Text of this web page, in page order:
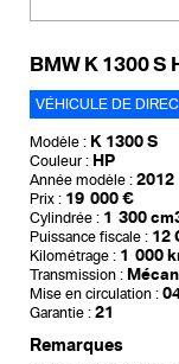
BMW K 1300 S
VÉHICULE DE
Modèle : K 1300 S
Couleur : HP
Année modèle : 2012
Prix : 19 000 €
Cylindrée : 1 300
Puissance fiscale : 12
Kilométrage : 1 000
Transmission :
Mise en circulation :
Garantie : 21
Remarques